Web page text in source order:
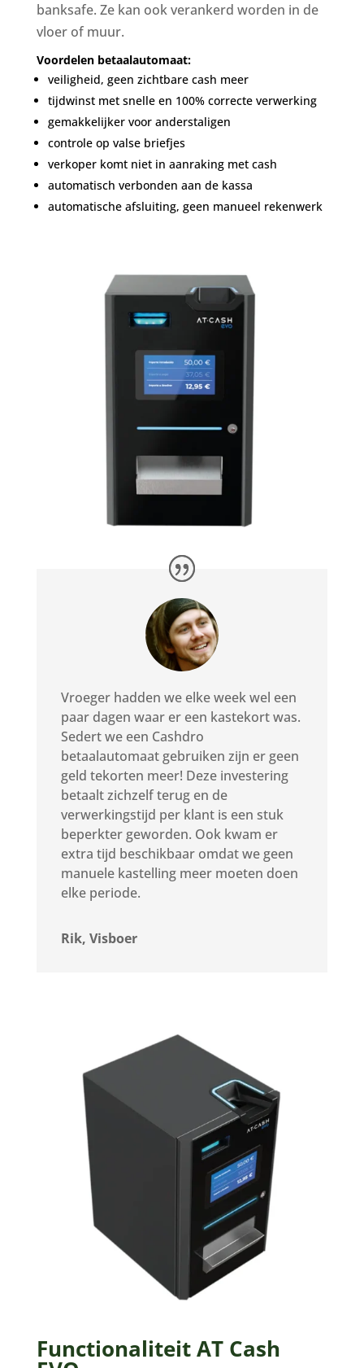
banksafe. Ze kan ook verankerd worden in de
vloer of muur.
Voordelen betaalautomaat:
veiligheid, geen zichtbare cash meer
tijdwinst met snelle en 100% correcte verwerking
gemakkelijker voor anderstaligen
controle op valse briefjes
verkoper komt niet in aanraking met cash
automatisch verbonden aan de kassa
automatische afsluiting, geen manueel rekenwerk
Vroeger hadden we elke week wel een
paar dagen waar er een kastekort was.
Sedert we een Cashdro
betaalautomaat gebruiken zijn er geen
geld tekorten meer! Deze investering
betaalt zichzelf terug en de
verwerkingstijd per klant is een stuk
beperkter geworden. Ook kwam er
extra tijd beschikbaar omdat we geen
manuele kastelling meer moeten doen
elke periode.
Rik, Visboer
Functionaliteit AT Cash